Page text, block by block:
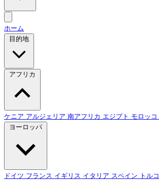
ホーム
目的地
アフリカ
ケニア アルジェリア 南アフリカ エジプト モロッコ
ヨーロッパ
ドイツ フランス イギリス イタリア スペイン トルコ